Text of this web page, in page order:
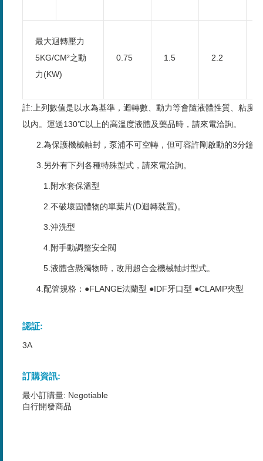
最大迴轉壓力
5KG/CM²之動
力(KW)
0.75 1.5 2.2
註:上列數值是以水為基準，迴轉數、動力等會隨液體性質、粘
以內。運送130℃以上的高溫度液體及藥品時，請來電洽詢。
2.為保護機械軸封，泵浦不可空轉，但可容許剛啟動的3分鐘空
3.另外有下列各種特殊型式，請來電洽詢。
1.附水套保溫型
2.不破壞固體物的單葉片(D迴轉裝置)。
3.沖洗型
4.附手動調整安全閥
5.液體含懸濁物時，改用超合金機械軸封型式。
4.配管規格：●FLANGE法蘭型 ●IDF牙口型 ●CLAMP夾型
認証:
3A
訂購資訊:
最小訂購量: Negotiable
自行開發商品